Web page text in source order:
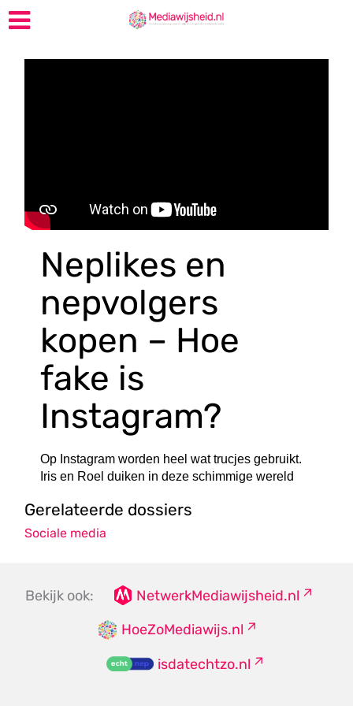
Neplikes en
nepvolgers
kopen – Hoe
fake is
Instagram?
Op Instagram worden heel wat trucjes gebruikt.
Iris en Roel duiken in deze schimmige wereld
Gerelateerde dossiers
Sociale media
Bekijk ook:
NetwerkMediawijsheid.nl
HoeZoMediawijs.nl
isdatechtzo.nl